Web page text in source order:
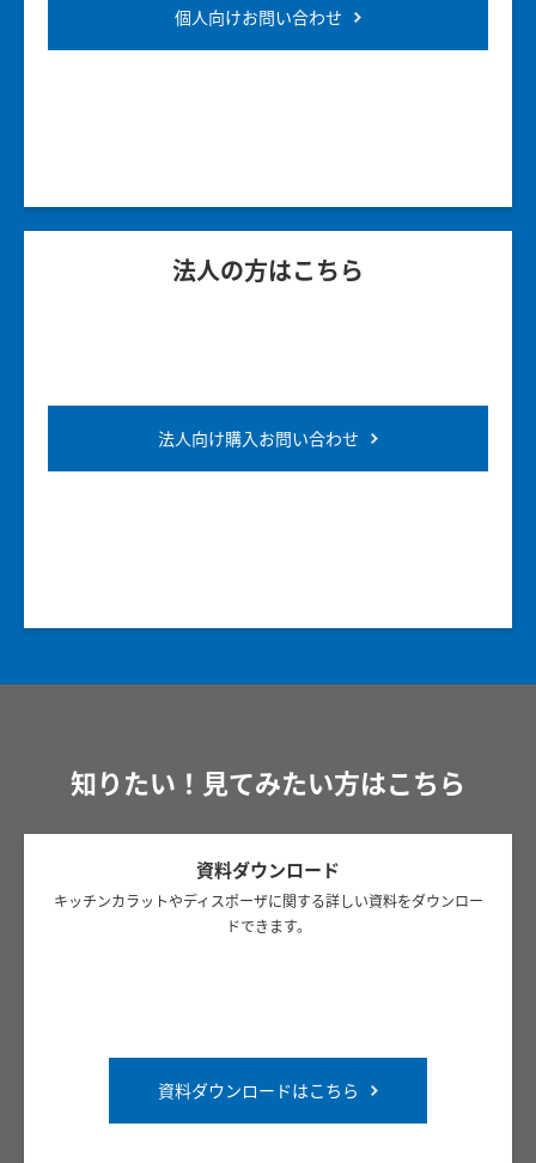
個人向けお問い合わせ
法人の方はこちら
法人向け購入お問い合わせ
知りたい！見てみたい方はこちら
資料ダウンロード
キッチンカラットやディスポーザに関する詳しい資料をダウンロー
ドできます。
資料ダウンロードはこちら